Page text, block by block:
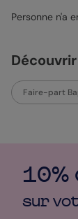
la date de la
de
iront le mieux
parmi notre
totalement
sublimer ce
avez le choix
que les
envois, vous
Qualité se
Personne n'a
Faire-part
sur